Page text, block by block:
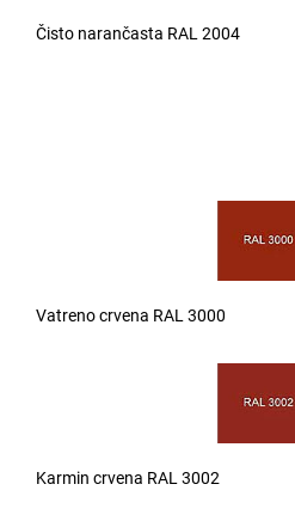
Čisto narančasta RAL 2004
Vatreno crvena RAL 3000
Karmin crvena RAL 3002